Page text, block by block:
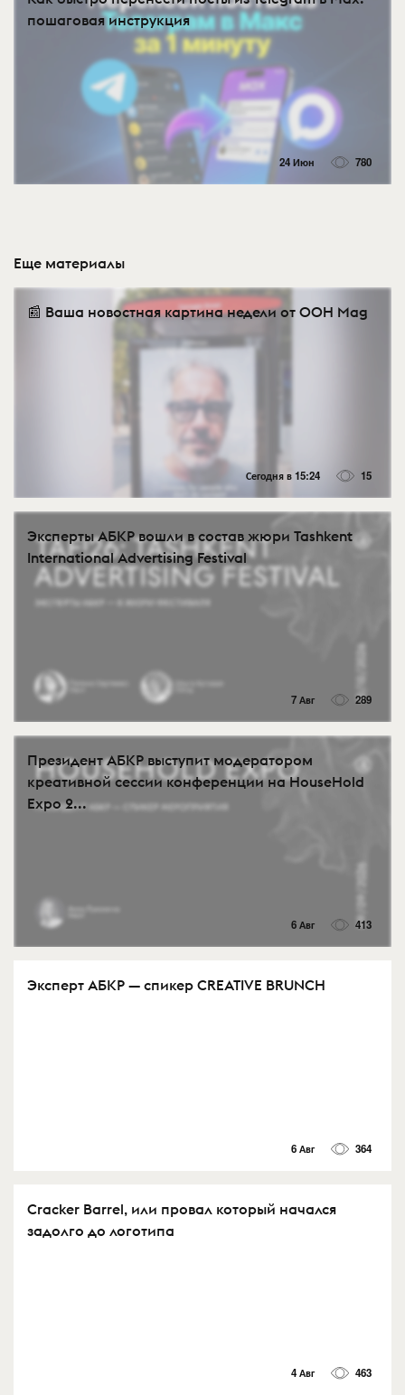
пошаговая инструкция
24 Июн 780
Еще материалы
📰 Ваша новостная картина недели от OOH Mag
Сегодня в 15:24 15
Эксперты АБКР вошли в состав жюри Tashkent
International Advertising Festival
7 Авг 289
Президент АБКР выступит модератором
креативной сессии конференции на HouseHold
Expo 2...
6 Авг 413
Эксперт АБКР — спикер CREATIVE BRUNCH
6 Авг 364
Cracker Barrel, или провал который начался
задолго до логотипа
4 Авг 463